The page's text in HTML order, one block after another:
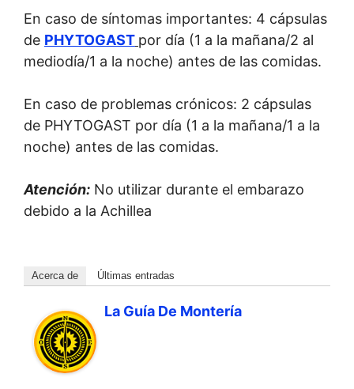
En caso de síntomas importantes: 4 cápsulas
de PHYTOGAST por día (1 a la mañana/2 al
mediodía/1 a la noche) antes de las comidas.
En caso de problemas crónicos: 2 cápsulas
de PHYTOGAST por día (1 a la mañana/1 a la
noche) antes de las comidas.
Atención: No utilizar durante el embarazo
debido a la Achillea
Acerca de Últimas entradas
La Guía De Montería